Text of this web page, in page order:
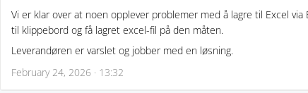
Vi er klar over at noen opplever problemer med å lagre til Excel
til klippebord og få lagret excel-fil på den måten.
Leverandøren er varslet og jobber med en løsning.
February 24, 2026 · 13:32